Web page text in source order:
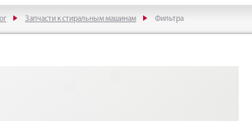
Запчасти к стиральным машинам Фильтра